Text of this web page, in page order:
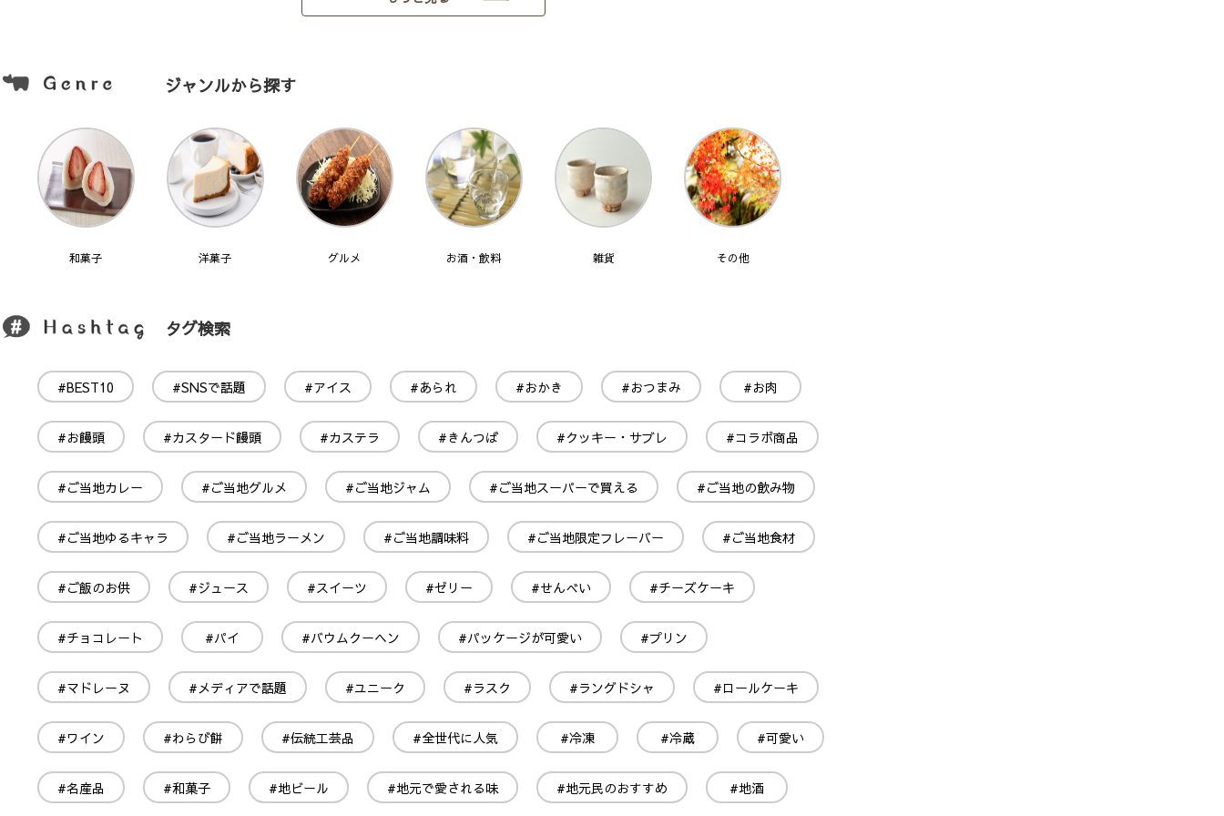
ジャンルから探す
和菓子 洋菓子 グルメ お酒・飲料 雑貨 その他
タグ検索
#BEST10 #SNSで話題 #アイス #あられ #おかき #おつまみ #お肉
#お饅頭 #カスタード饅頭 #カステラ #きんつば #クッキー・サブレ #コラボ商品
#ご当地カレー #ご当地グルメ #ご当地ジャム #ご当地スーパーで買える #ご当地の飲み物
#ご当地ゆるキャラ #ご当地ラーメン #ご当地調味料 #ご当地限定フレーバー #ご当地食材
#ご飯のお供 #ジュース #スイーツ #ゼリー #せんべい #チーズケーキ
#チョコレート #パイ #バウムクーヘン #パッケージが可愛い #プリン
#マドレーヌ #メディアで話題 #ユニーク #ラスク #ラングドシャ #ロールケーキ
#ワイン #わらび餅 #伝統工芸品 #全世代に人気 #冷凍 #冷蔵 #可愛い
#名産品 #和菓子 #地ビール #地元で愛される味 #地元民のおすすめ #地酒